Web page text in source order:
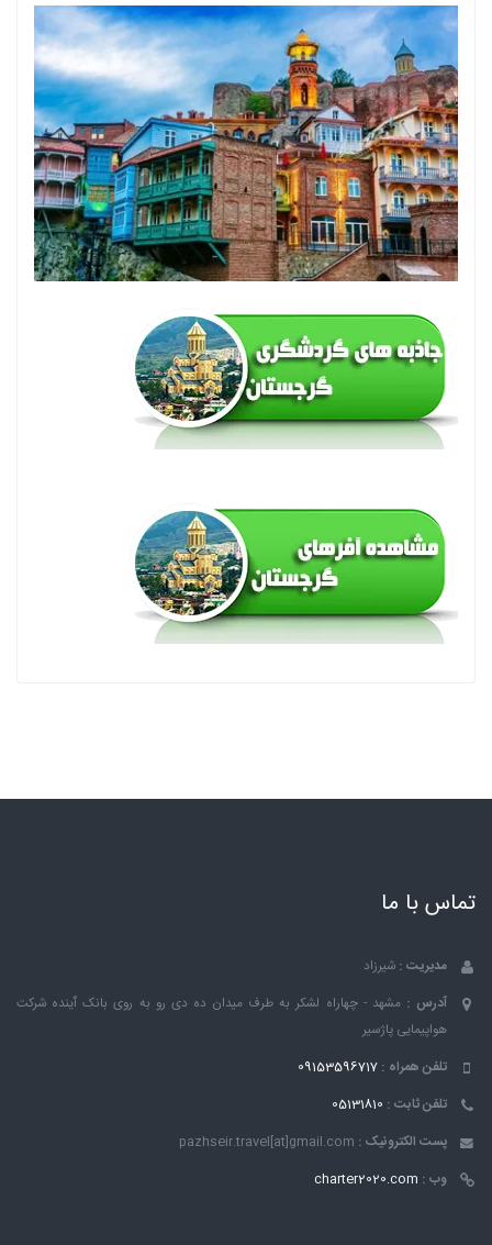
تماس با ما
مدیریت : شیرزاد
آدرس : مشهد - چهاراه لشکر به طرف میدان ده دی رو به روی بانک ٱینده شرکت
هواپیمایی پاژسیر
تلفن همراه : 09153596717
تلفن ثابت : 05131810
پست الکترونیک : pazhseir.travel[at]gmail.com
وب : charter2020.com